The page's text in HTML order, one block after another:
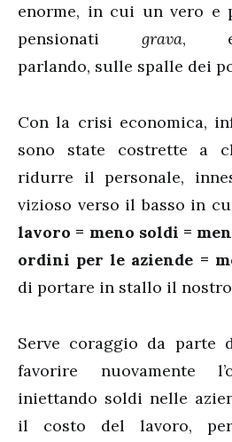
enorme, in cui un vero e
pensionati grava,
parlando, sulle spalle dei
Con la crisi economica,
sono state costrette a
ridurre il personale,
vizioso verso il basso in
lavoro = meno soldi =
ordini per le aziende =
di portare in stallo il nostro
Serve coraggio da parte
favorire nuovamente
iniettando soldi nelle
il costo del lavoro,